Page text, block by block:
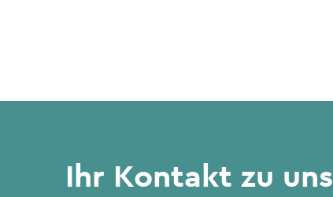
Ihr Kontakt zu uns